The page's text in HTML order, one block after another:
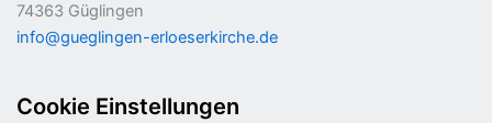
74363 Güglingen
info@gueglingen-erloeserkirche.de
Cookie Einstellungen